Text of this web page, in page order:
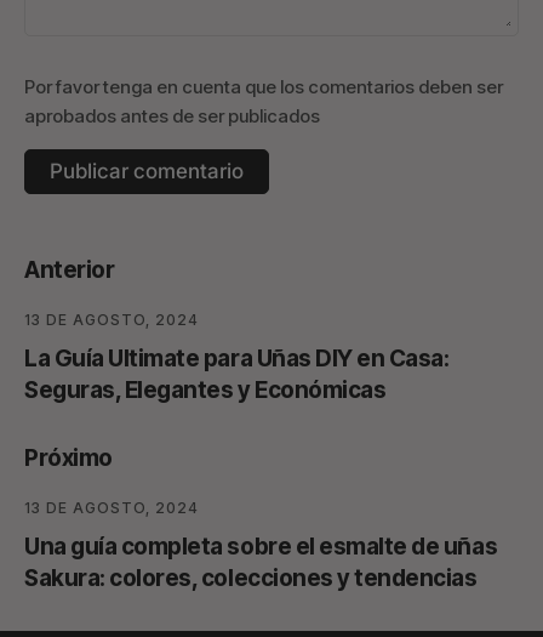
Por favor tenga en cuenta que los comentarios deben ser
aprobados antes de ser publicados
Anterior
13 DE AGOSTO, 2024
La Guía Ultimate para Uñas DIY en Casa:
Seguras, Elegantes y Económicas
Próximo
13 DE AGOSTO, 2024
Una guía completa sobre el esmalte de uñas
Sakura: colores, colecciones y tendencias